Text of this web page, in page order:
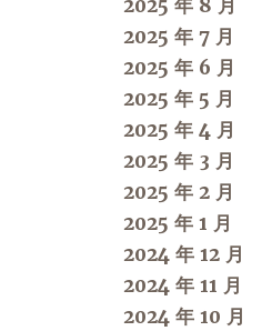
2025 年 8 月
2025 年 7 月
2025 年 6 月
2025 年 5 月
2025 年 4 月
2025 年 3 月
2025 年 2 月
2025 年 1 月
2024 年 12 月
2024 年 11 月
2024 年 10 月